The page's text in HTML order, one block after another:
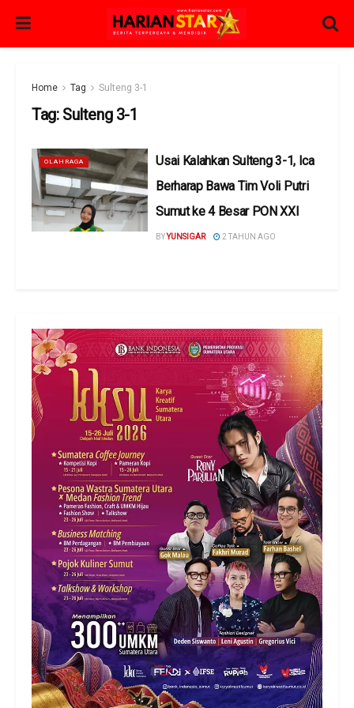
Home Tag Sulteng 3-1
Tag: Sulteng 3-1
OLAHRAGA
Usai Kalahkan Sulteng 3-1, Ica
Berharap Bawa Tim Voli Putri
Sumut ke 4 Besar PON XXI
BYYUNSIGAR 2 TAHUN AGO